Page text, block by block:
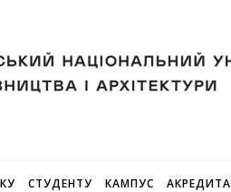
СТУДЕНТУ КАМПУС